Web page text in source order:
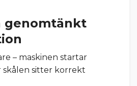
genomtänkt
– maskinen startar
skålen sitter korrekt